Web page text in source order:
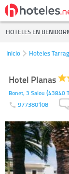
HOTELES EN
Inicio Hoteles
Hotel Planas
Bonet, 3 Salou (43840
977380108